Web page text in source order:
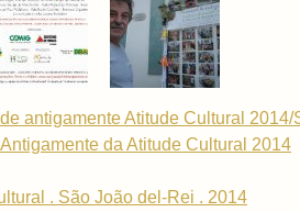
antigamente Atitude Cultural 2014/
da Atitude Cultural 2014
. São João del-Rei . 2014